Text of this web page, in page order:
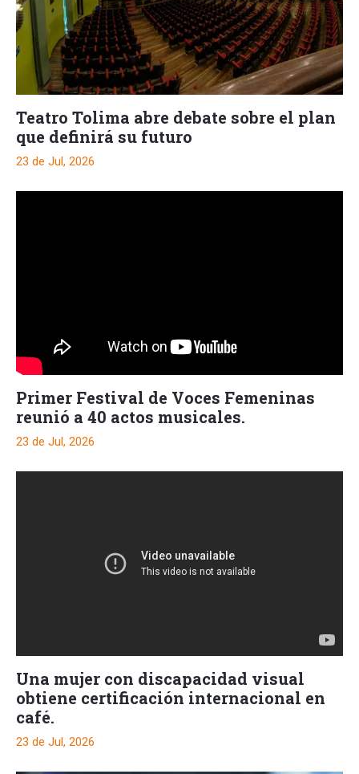
Teatro Tolima abre debate sobre el plan
que definirá su futuro
23 de Jul, 2026
Primer Festival de Voces Femeninas
reunió a 40 actos musicales.
23 de Jul, 2026
Una mujer con discapacidad visual
obtiene certificación internacional en
café.
23 de Jul, 2026